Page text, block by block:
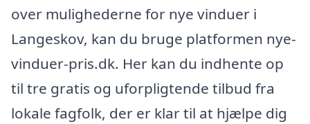
over mulighederne for nye vinduer i
Langeskov, kan du bruge platformen nye-
vinduer-pris.dk. Her kan du indhente op
til tre gratis og uforpligtende tilbud fra
lokale fagfolk, der er klar til at hjælpe dig